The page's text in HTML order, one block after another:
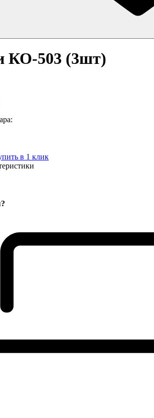
КО-503 (3шт)
в 1 клик